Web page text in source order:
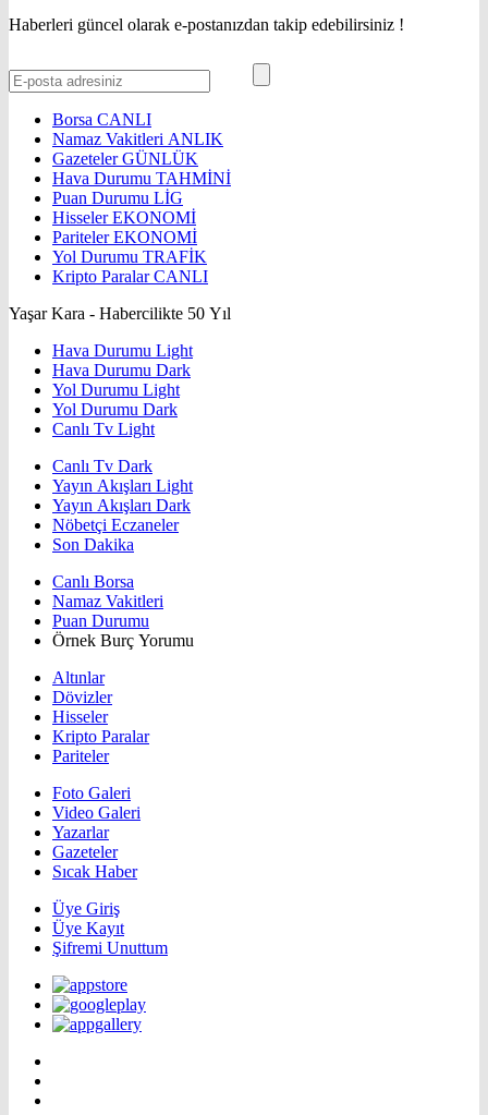
Haberleri güncel olarak e-postanızdan takip edebilirsiniz !
Borsa CANLI
Namaz Vakitleri ANLIK
GazetelerGÜNLÜK
Hava Durumu TAHMİNİ
Puan Durumu LİG
HisselerEKONOMİ
ParitelerEKONOMİ
Yol Durumu TRAFİK
Kripto ParalarCANLI
Yaşar Kara - Habercilikte 50 Yıl
Hava Durumu Light
Hava Durumu Dark
Yol Durumu Light
Yol Durumu Dark
Canlı Tv Light
Canlı Tv Dark
Yayın Akışları Light
Yayın Akışları Dark
Nöbetçi Eczaneler
Son Dakika
Canlı Borsa
Namaz Vakitleri
Puan Durumu
Örnek Burç Yorumu
Altınlar
Dövizler
Hisseler
Kripto Paralar
Pariteler
Foto Galeri
Video Galeri
Yazarlar
Gazeteler
Sıcak Haber
Üye Giriş
Üye Kayıt
Şifremi Unuttum